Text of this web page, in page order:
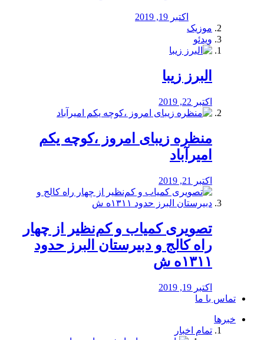
اکتبر 19, 2019
موزیک
ویدئو
البرز زیبا
اکتبر 22, 2019
منظره‌‌ زیبای امروز ،کوچه یکم
امیرآباد
اکتبر 21, 2019
️تصویری کمیاب و کم‌نظیر از چهار
راه كالج و دبيرستان البرز حدود
۱۳۱۱ه ش
اکتبر 19, 2019
تماس با ما
خبرها
تمام اخبار